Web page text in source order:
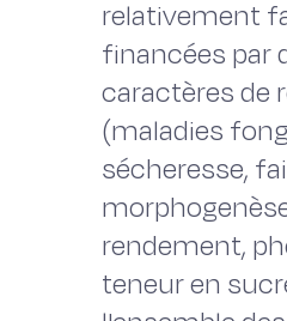
relativement
financées par
caractères de
(maladies
sécheresse,
rendement,
teneur en